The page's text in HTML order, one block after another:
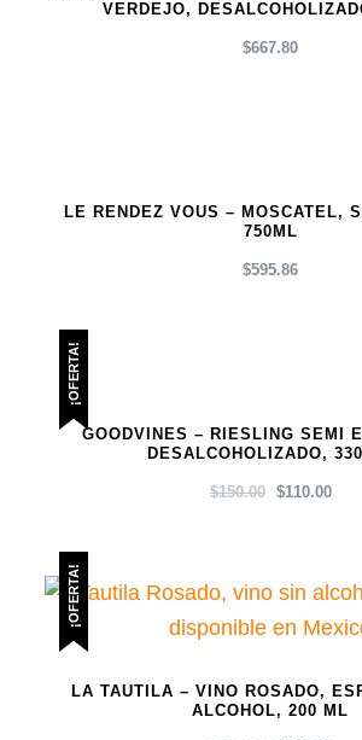
VERDEJO,
$667.80
LE RENDEZ VOUS – MOSCATEL,
750ML
$595.86
¡OFERTA!
GOODVINES – RIESLING SEMI
DESALCOHOLIZADO,
$150.00
EL
$110.00EL
¡OFERTA!
LA TAUTILA – VINO ROSADO,
ALCOHOL, 200 ML